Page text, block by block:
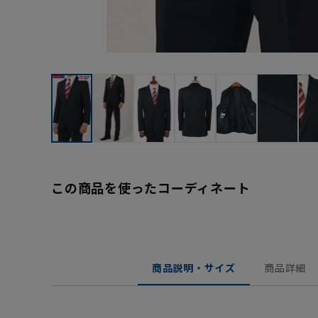
この商品を使ったコーディネート
商品説明・サイズ 商品詳細